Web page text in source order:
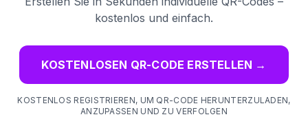
kostenlos und einfach.
KOSTENLOSEN QR-CODE ERSTELLEN →
KOSTENLOS REGISTRIEREN, UM QR-CODE HERUNTERZULADEN,
ANZUPASSEN UND ZU VERFOLGEN